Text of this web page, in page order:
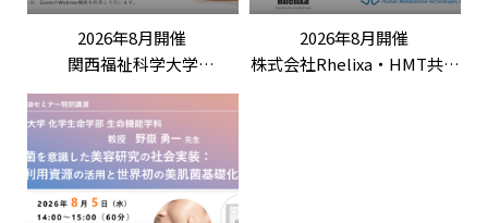
2026年8月開催
関西福祉科学大学
竹田竜嗣 先生 特別講演
「第3回機能性表示ラボ：
ロンジェビティ市場の最新
動向と「機能性表示食品」
の評価戦略
2026年8月開催
株式会社Rhelixa・HMT共催